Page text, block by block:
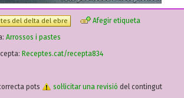
del delta del ebre
Afegir etiqueta
Arrossos i pastes
Receptes.cat/recepta834
pots
sol·licitar una revisió del contingut